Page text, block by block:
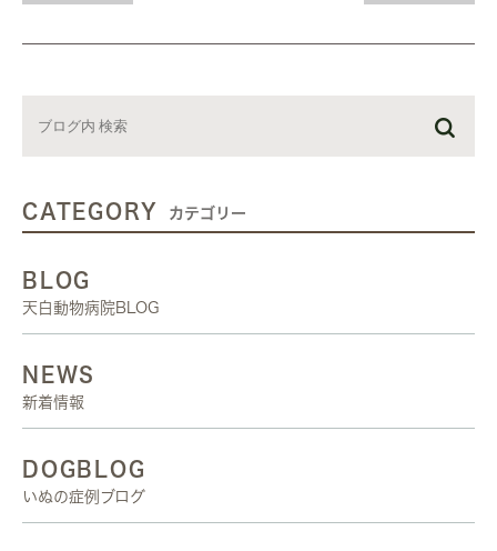
CATEGORY カテゴリー
BLOG
天白動物病院BLOG
NEWS
新着情報
DOGBLOG
いぬの症例ブログ